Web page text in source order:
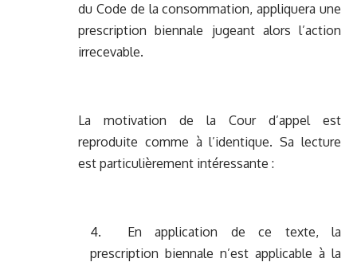
du Code de la consommation, appliquera une
prescription biennale jugeant alors l’action
irrecevable.
La motivation de la Cour d’appel est
reproduite comme à l’identique. Sa lecture
est particulièrement intéressante :
4. En application de ce texte, la
prescription biennale n’est applicable à la